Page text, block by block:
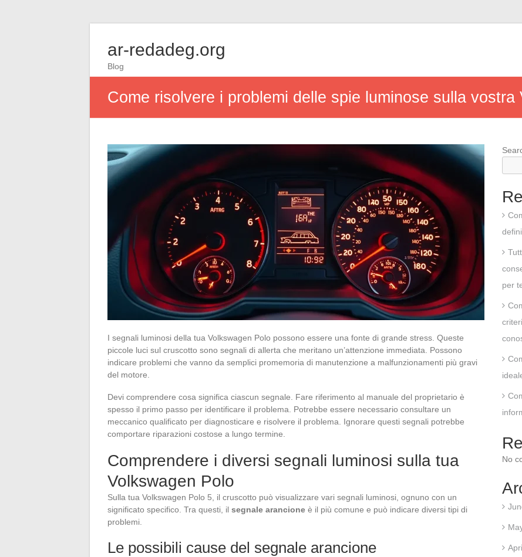
ar-redadeg.org
Blog
Come risolvere i problemi delle spie luminose sulla vostra
I segnali luminosi della tua Volkswagen Polo possono essere una fonte di grande stress. Queste
piccole luci sul cruscotto sono segnali di allerta che meritano un’attenzione immediata. Possono
indicare problemi che vanno da semplici promemoria di manutenzione a malfunzionamenti più gravi
del motore.
Devi comprendere cosa significa ciascun segnale. Fare riferimento al manuale del proprietario è
spesso il primo passo per identificare il problema. Potrebbe essere necessario consultare un
meccanico qualificato per diagnosticare e risolvere il problema. Ignorare questi segnali potrebbe
comportare riparazioni costose a lungo termine.
Comprendere i diversi segnali luminosi sulla tua
Volkswagen Polo
Sulla tua Volkswagen Polo 5, il cruscotto può visualizzare vari segnali luminosi, ognuno con un
significato specifico. Tra questi, il segnale arancione è il più comune e può indicare diversi tipi di
problemi.
Le possibili cause del segnale arancione
per
No